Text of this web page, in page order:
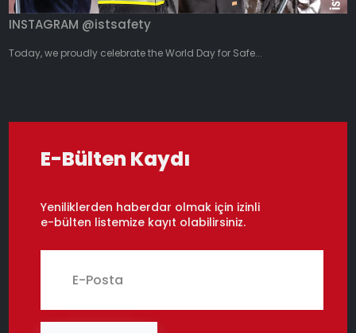
INSTAGRAM @istsafety
Today, we proudly celebrate the World Day for Safe...
E-Bülten Kaydı
Yeniliklerden haberdar olmak için izinli
e-bülten listemize kayıt olabilirsiniz.